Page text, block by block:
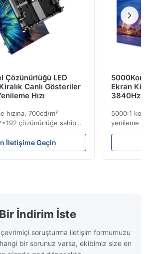
Çözünürlüğü LED
Canlı Gösteriler
Hızı
hızına, 700cd/m²
çözünürlüğe sahip
LED ekran. Kolay kurulum
(AC100-240V)
için idealdir.
İletişime Geçin
Ekran
3840Hz
5000:1
yenileme
Yüksek
etkinlikler
Bir İndirim İste
soruşturma iletişim formumuzu
bir sorunuz varsa, ekibimiz size en